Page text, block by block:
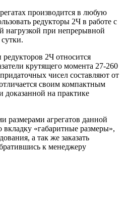
производится в любую
редукторы 2Ч в работе с
нагрузкой при непрерывной
2Ч относится
крутящего момента 27-260
чисел составляют от
своим компактным
доказанной на практике
размерами агрегатов данной
«габаритные размеры»,
а так же заказать
к менеджеру